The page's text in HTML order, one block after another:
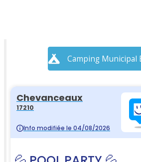
Camping Municipal